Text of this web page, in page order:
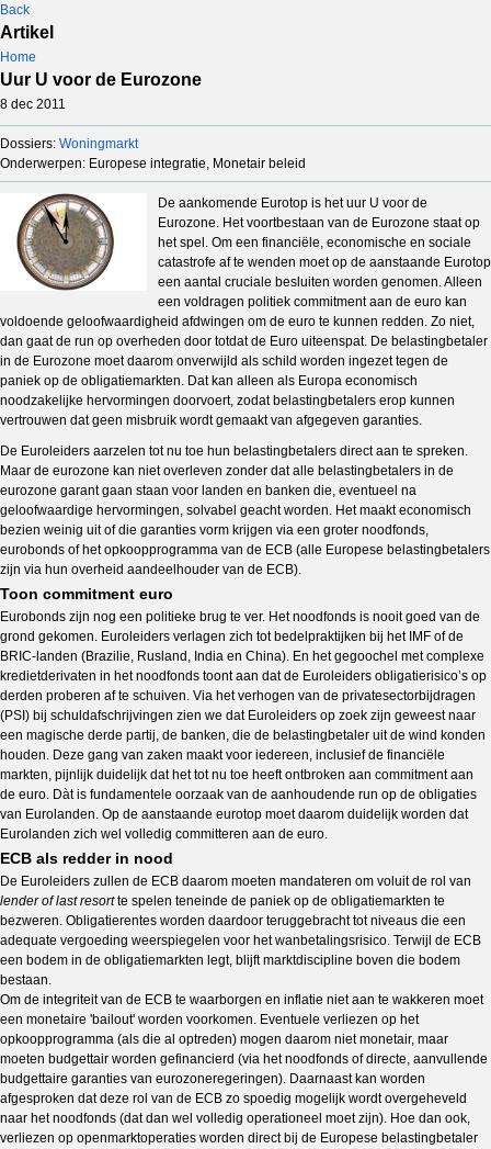
Back
Artikel
Home
Uur U voor de Eurozone
8 dec 2011
Dossiers: Woningmarkt
Onderwerpen: Europese integratie, Monetair beleid
De aankomende Eurotop is het uur U voor de
Eurozone. Het voortbestaan van de Eurozone staat op
het spel. Om een financiële, economische en sociale
catastrofe af te wenden moet op de aanstaande Eurotop
een aantal cruciale besluiten worden genomen. Alleen
een voldragen politiek commitment aan de euro kan
voldoende geloofwaardigheid afdwingen om de euro te kunnen redden. Zo niet,
dan gaat de run op overheden door totdat de Euro uiteenspat. De belastingbetaler
in de Eurozone moet daarom onverwijld als schild worden ingezet tegen de
paniek op de obligatiemarkten. Dat kan alleen als Europa economisch
noodzakelijke hervormingen doorvoert, zodat belastingbetalers erop kunnen
vertrouwen dat geen misbruik wordt gemaakt van afgegeven garanties.
De Euroleiders aarzelen tot nu toe hun belastingbetalers direct aan te spreken.
Maar de eurozone kan niet overleven zonder dat alle belastingbetalers in de
eurozone garant gaan staan voor landen en banken die, eventueel na
geloofwaardige hervormingen, solvabel geacht worden. Het maakt economisch
bezien weinig uit of die garanties vorm krijgen via een groter noodfonds,
eurobonds of het opkoopprogramma van de ECB (alle Europese belastingbetalers
zijn via hun overheid aandeelhouder van de ECB).
Toon commitment euro
Eurobonds zijn nog een politieke brug te ver. Het noodfonds is nooit goed van de
grond gekomen. Euroleiders verlagen zich tot bedelpraktijken bij het IMF of de
BRIC-landen (Brazilie, Rusland, India en China). En het gegoochel met complexe
kredietderivaten in het noodfonds toont aan dat de Euroleiders obligatierisico’s op
derden proberen af te schuiven. Via het verhogen van de privatesectorbijdragen
(PSI) bij schuldafschrijvingen zien we dat Euroleiders op zoek zijn geweest naar
een magische derde partij, de banken, die de belastingbetaler uit de wind konden
houden. Deze gang van zaken maakt voor iedereen, inclusief de financiële
markten, pijnlijk duidelijk dat het tot nu toe heeft ontbroken aan commitment aan
de euro. Dàt is fundamentele oorzaak van de aanhoudende run op de obligaties
van Eurolanden. Op de aanstaande eurotop moet daarom duidelijk worden dat
Eurolanden zich wel volledig committeren aan de euro.
ECB als redder in nood
De Euroleiders zullen de ECB daarom moeten mandateren om voluit de rol van
lender of last resortte spelen teneinde de paniek op de obligatiemarkten te
bezweren. Obligatierentes worden daardoor teruggebracht tot niveaus die een
adequate vergoeding weerspiegelen voor het wanbetalingsrisico. Terwijl de ECB
een bodem in de obligatiemarkten legt, blijft marktdiscipline boven die bodem
bestaan.
Om de integriteit van de ECB te waarborgen en inflatie niet aan te wakkeren moet
een monetaire 'bailout' worden voorkomen. Eventuele verliezen op het
opkoopprogramma (als die al optreden) mogen daarom niet monetair, maar
moeten budgettair worden gefinancierd (via het noodfonds of directe, aanvullende
budgettaire garanties van eurozoneregeringen). Daarnaast kan worden
afgesproken dat deze rol van de ECB zo spoedig mogelijk wordt overgeheveld
naar het noodfonds (dat dan wel volledig operationeel moet zijn). Hoe dan ook,
verliezen op openmarktoperaties worden direct bij de Europese belastingbetaler